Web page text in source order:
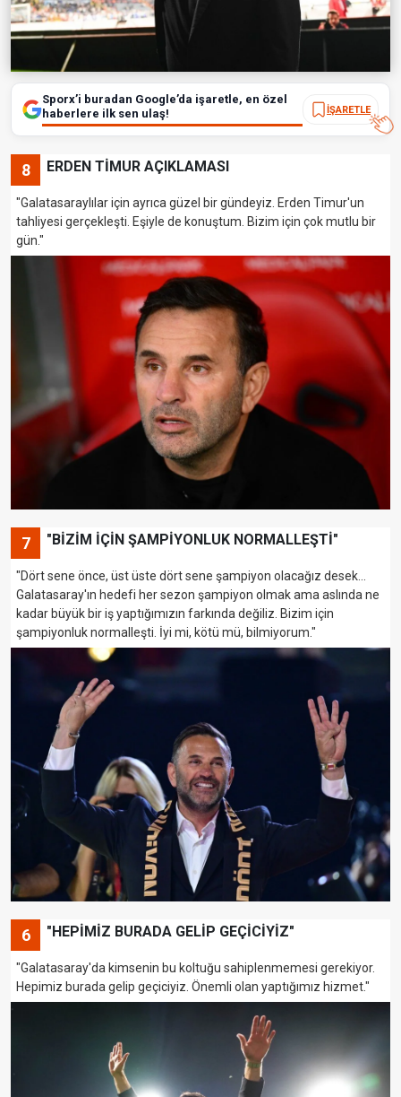
Sporx’i buradan Google’da işaretle, en özel
haberlere ilk sen ulaş!
İŞARETLE
8 ERDEN TİMUR AÇIKLAMASI
"Galatasaraylılar için ayrıca güzel bir gündeyiz. Erden Timur'un
tahliyesi gerçekleşti. Eşiyle de konuştum. Bizim için çok mutlu bir
gün."
7 "BİZİM İÇİN ŞAMPİYONLUK NORMALLEŞTİ"
"Dört sene önce, üst üste dört sene şampiyon olacağız desek...
Galatasaray'ın hedefi her sezon şampiyon olmak ama aslında ne
kadar büyük bir iş yaptığımızın farkında değiliz. Bizim için
şampiyonluk normalleşti. İyi mi, kötü mü, bilmiyorum."
6 "HEPİMİZ BURADA GELİP GEÇİCİYİZ"
"Galatasaray'da kimsenin bu koltuğu sahiplenmemesi gerekiyor.
Hepimiz burada gelip geçiciyiz. Önemli olan yaptığımız hizmet."